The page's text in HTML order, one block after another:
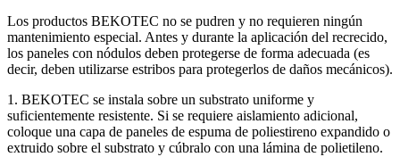
Los productos BEKOTEC no se pudren y no requieren ningún
mantenimiento especial. Antes y durante la aplicación del recrecido,
los paneles con nódulos deben protegerse de forma adecuada (es
decir, deben utilizarse estribos para protegerlos de daños mecánicos).
1. BEKOTEC se instala sobre un substrato uniforme y
suficientemente resistente. Si se requiere aislamiento adicional,
coloque una capa de paneles de espuma de poliestireno expandido o
extruido sobre el substrato y cúbralo con una lámina de polietileno.